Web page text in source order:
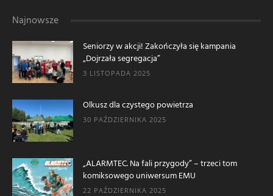
Najnowsze
Seniorzy w akcji! Zakończyła się kampania
„Dojrzała segregacja”
3 LISTOPADA 2025
Olkusz dla czystego powietrza
30 PAŹDZIERNIKA 2025
„ALARMTEC. Na fali przygody” – trzeci tom
komiksowego uniwersum EMU
22 PAŹDZIERNIKA 2025